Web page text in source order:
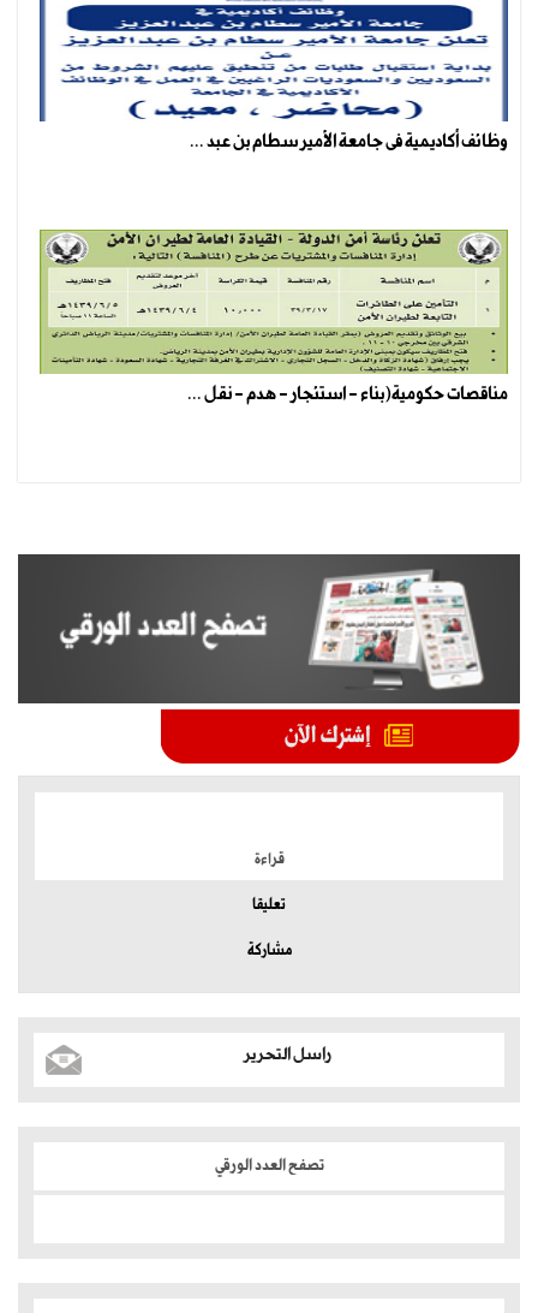
وظائف أكاديمية فى جامعة الأمير سطام بن عبد ...
مناقصات حكومية(بناء - استئجار - هدم - نقل ...
قراءة
تعليقا
مشاركة
راسل التحرير
تصفح العدد الورقي